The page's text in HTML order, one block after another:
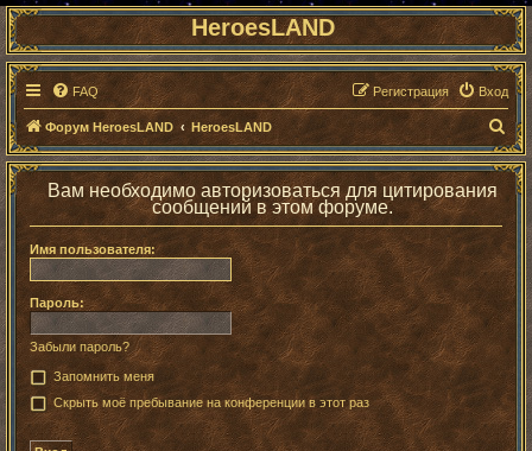
HeroesLAND
FAQ Вход
Регистрация
Форум HeroesLAND HeroesLAND
П
о
и
к
Вам необходимо авторизоваться для цитирования
сообщений в этом форуме.
Имя пользователя:
Пароль:
Забыли пароль?
Запомнить меня
Скрыть моё пребывание на конференции в этот раз